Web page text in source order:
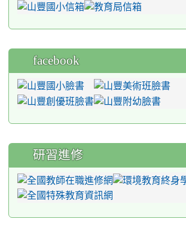
facebook
研習進修